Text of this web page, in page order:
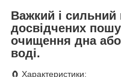
Важкий і сильний
досвідчених
очищення дна або
воді.
🧲 Характеристики: